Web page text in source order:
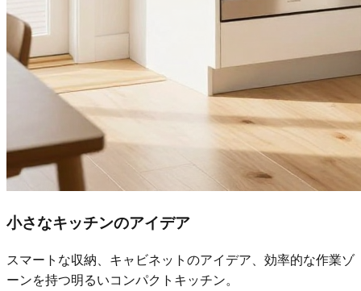
小さなキッチンのアイデア
スマートな収納、キャビネットのアイデア、効率的な作業ゾ
ーンを持つ明るいコンパクトキッチン。